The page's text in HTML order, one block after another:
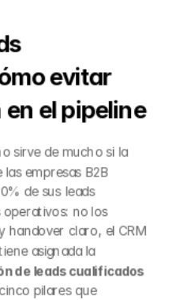
evitar
el pipeline
sirve de mucho si la
empresas B2B
de sus leads
no los
handover claro, el CRM
asignada la
de leads cualificados
pilares que